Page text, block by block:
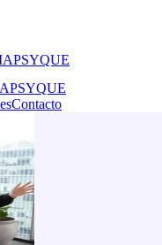
Contacto